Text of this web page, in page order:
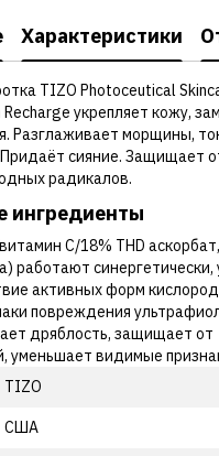
Характеристики
TIZO Photoceutical
Recharge укрепляет кожу,
Разглаживает морщины,
сияние. Защищает
радикалов.
ингредиенты
C/18% THD
работают синергетически,
активных форм
повреждения
дряблость, защищает от
видимые
TIZO
США